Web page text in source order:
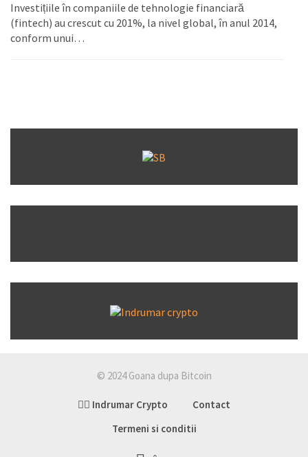
Investițiile în companiile de tehnologie financiară
(fintech) au crescut cu 201%, la nivel global, în anul 2014,
conform unui…
© 2024 Goana dupa Bitcoin
👉🏽 Indrumar Crypto
Contact
Termeni si conditii